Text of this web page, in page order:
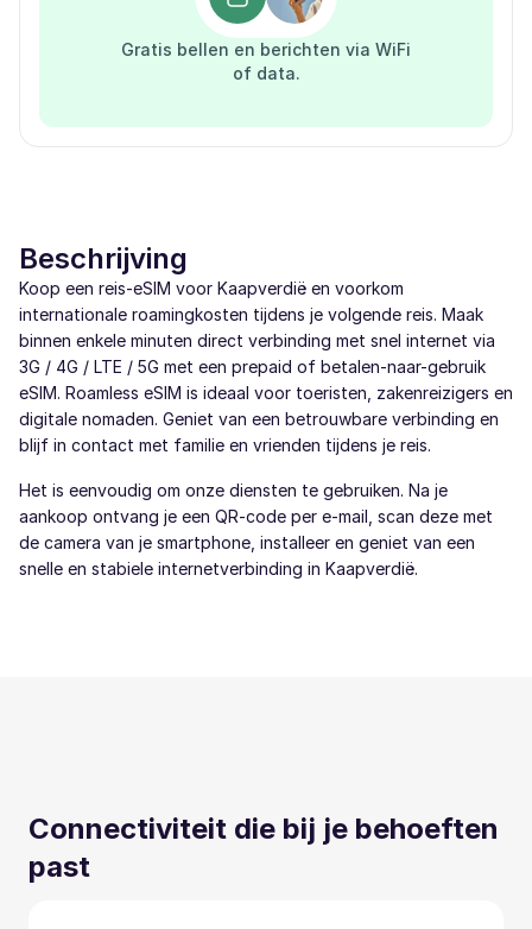
Gratis bellen en berichten via WiFi
of data.
Beschrijving
Koop een reis-eSIM voor Kaapverdië en voorkom
internationale roamingkosten tijdens je volgende reis. Maak
binnen enkele minuten direct verbinding met snel internet via
3G / 4G / LTE / 5G met een prepaid of betalen-naar-gebruik
eSIM. Roamless eSIM is ideaal voor toeristen, zakenreizigers en
digitale nomaden. Geniet van een betrouwbare verbinding en
blijf in contact met familie en vrienden tijdens je reis.
Het is eenvoudig om onze diensten te gebruiken. Na je
aankoop ontvang je een QR-code per e-mail, scan deze met
de camera van je smartphone, installeer en geniet van een
snelle en stabiele internetverbinding in Kaapverdië.
Connectiviteit die bij je behoeften
past